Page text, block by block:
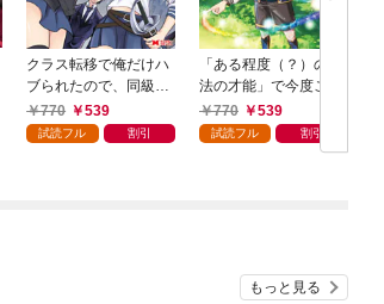
クラス転移で俺だけハ
ブられたので、同級生
ハーレム作ることにし
た（コミック） 1
770 539
試読フル 割引
「ある程度（？）の魔
法の才能」で今度こそ
異世界でスローライフ
をおくります（コミッ
770 539
試読フル 割引
もっと見る